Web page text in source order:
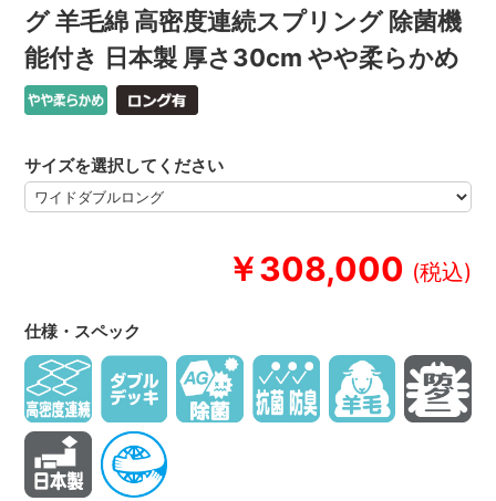
グ 羊毛綿 高密度連続スプリング 除菌機
能付き 日本製 厚さ30cm やや柔らかめ
￥308,000
サイズを選択してください
仕様・スペック